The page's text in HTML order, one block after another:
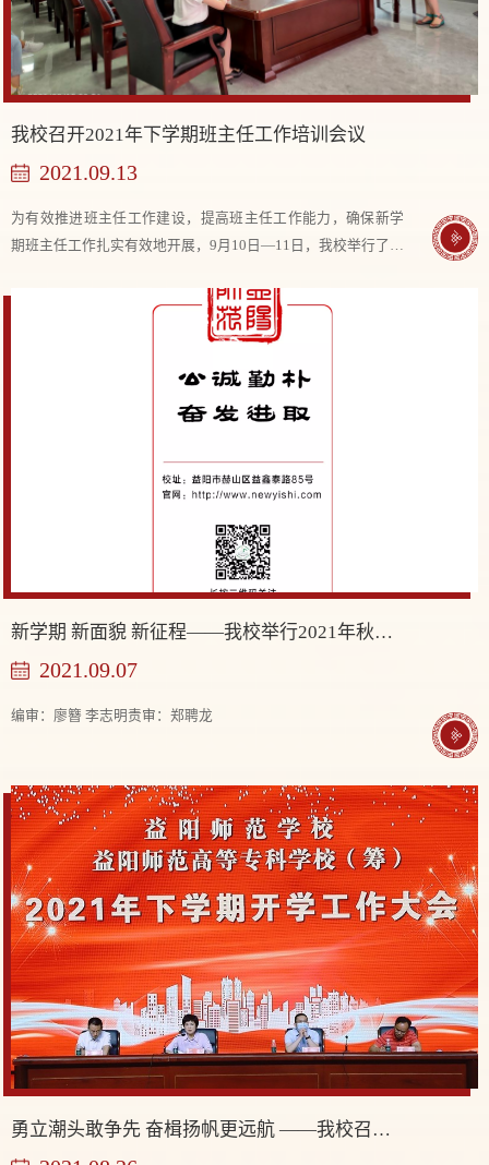
我校召开2021年下学期班主任工作培训会议
2021.09.13
为有效推进班主任工作建设，提高班主任工作能力，确保新学
期班主任工作扎实有效地开展，9月10日—11日，我校举行了班
主任大会。 党委委员、分管副校长何子...
新学期 新面貌 新征程——我校举行2021年秋季开学典礼
2021.09.07
编审：廖簪 李志明责审：郑聘龙
勇立潮头敢争先 奋楫扬帆更远航 ——我校召开2021年下学期开学工作大会暨师德师风建设大会